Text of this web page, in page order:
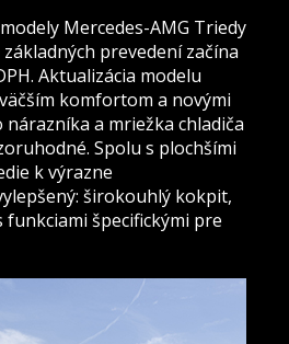
Mercedes-AMG Triedy
prevedení začína
Aktualizácia modelu
komfortom a novými
a mriežka chladiča
Spolu s plochšími
k výrazne
širokouhlý kokpit,
špecifickými pre